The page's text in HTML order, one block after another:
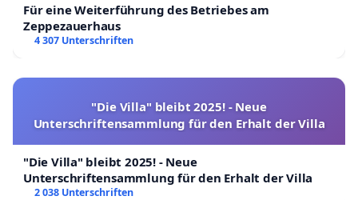
Für eine Weiterführung des Betriebes am
Zeppezauerhaus
4 307 Unterschriften
"Die Villa" bleibt 2025! - Neue
Unterschriftensammlung für den Erhalt der Villa
"Die Villa" bleibt 2025! - Neue
Unterschriftensammlung für den Erhalt der Villa
2 038 Unterschriften